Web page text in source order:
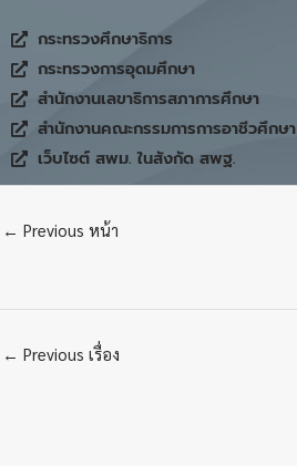
กระทรวงศึกษาธิการ
กระทรวงการอุดมศึกษา
สำนักงานเลขาธิการสภาการศึกษา
สำนักงานคณะกรรมการการอาชีวศึกษา
เว็บไซต์ สพม. ในสังกัด สพฐ.
← Previous หน้า
← Previous เรื่อง